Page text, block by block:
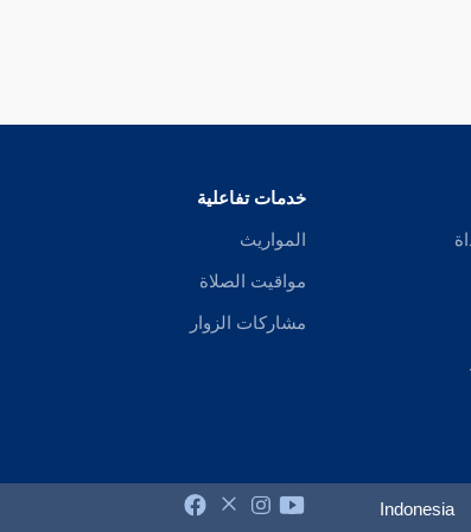
خدمات تفاعلية
المواريث
مواقيت الصلاة
مشاركات الزوار
Indonesia